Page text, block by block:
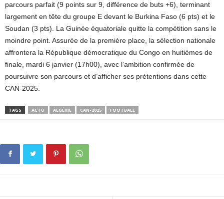
parcours parfait (9 points sur 9, différence de buts +6), terminant
largement en tête du groupe E devant le Burkina Faso (6 pts) et le
Soudan (3 pts). La Guinée équatoriale quitte la compétition sans le
moindre point. Assurée de la première place, la sélection nationale
affrontera la République démocratique du Congo en huitièmes de
finale, mardi 6 janvier (17h00), avec l’ambition confirmée de
poursuivre son parcours et d’afficher ses prétentions dans cette
CAN-2025.
TAGS ACTU ALGÉRIE CAN-2025 FOOTBALL